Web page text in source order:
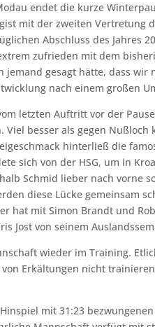
endet die kurze
mit der zweiten Vertretung
Abschluss des Jahres
zufrieden mit dem
gesagt hätte, dass wir
nach einem großen
letzten Auftritt vor der
besser als gegen
hinterließ die
sich von der HSG, um in
Schmid lieber nach vorne
diese Lücke gemeinsam
hat mit Simon Brandt und
Jost von seinem
wieder im Training.
Erkältungen nicht
mit 31:23